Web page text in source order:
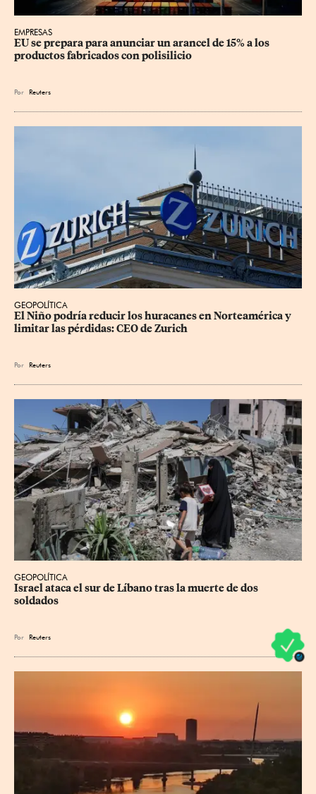
EMPRESAS
EU se prepara para anunciar un arancel de 15% a los
productos fabricados con polisilicio
Por Reuters
GEOPOLÍTICA
El Niño podría reducir los huracanes en Norteamérica y
limitar las pérdidas: CEO de Zurich
Por Reuters
GEOPOLÍTICA
Israel ataca el sur de Líbano tras la muerte de dos
soldados
Por Reuters